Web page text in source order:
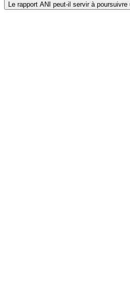
Le rapport ANI peut-il servir à poursuivre